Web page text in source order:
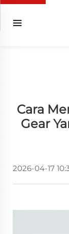
Cara
Gear
2026-04-17